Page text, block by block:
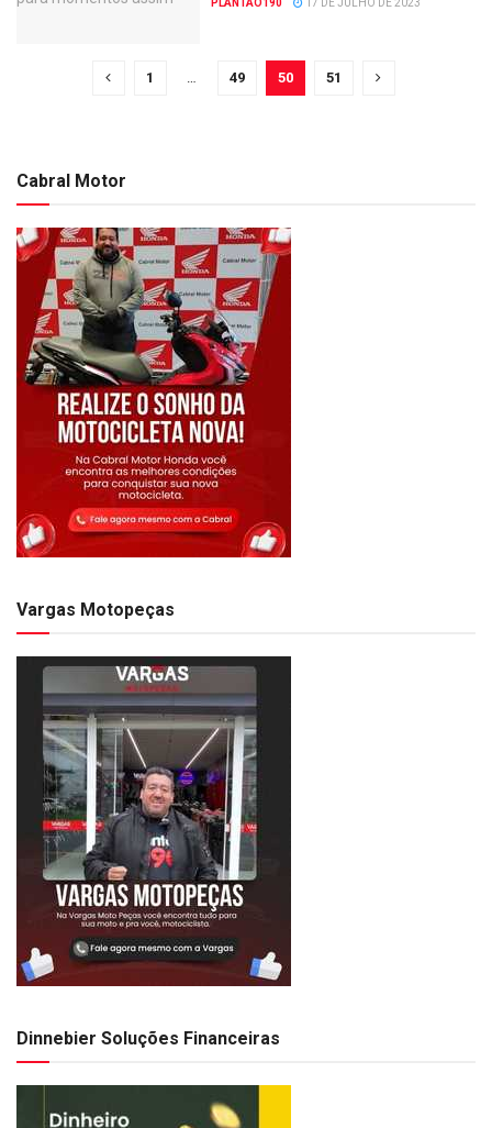
PLANTAO190 17 DE JULHO DE 2023
1 … 49 50 51
Cabral Motor
Vargas Motopeças
Dinnebier Soluções Financeiras